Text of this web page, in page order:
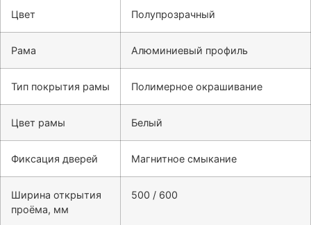
Цвет Полупрозрачный
Рама Алюминиевый профиль
Тип покрытия рамы Полимерное окрашивание
Цвет рамы Белый
Фиксация дверей Магнитное смыкание
Ширина открытия
проёма, мм
500 / 600